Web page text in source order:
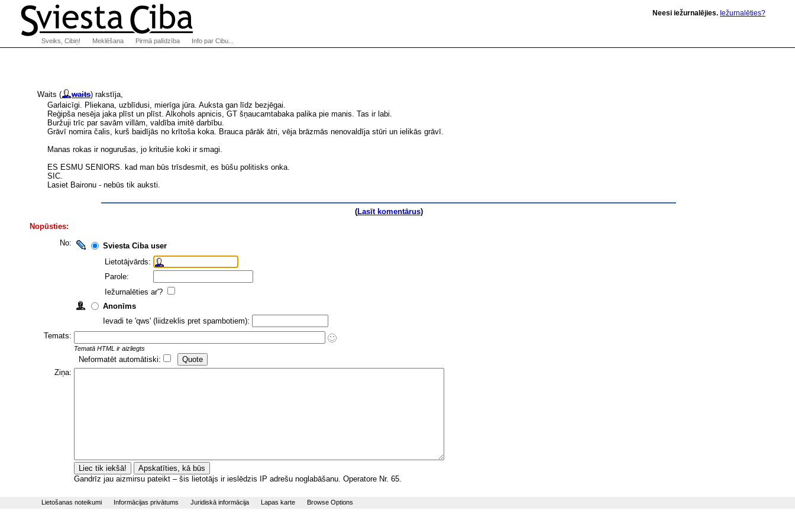
Waits ( waits) rakstīja,
Garlaicīgi. Pliekana, uzblīdusi, mierīga jūra. Auksta gan līdz bezjēgai.
Reģipša nesēja jaka plīst un plīst. Alkohols apnicis, GT šņaucamtabaka palika pie manis. Tas ir labi.
Buržuji trīc par savām villām, valdība imitē darbību.
Grāvī nomira čalis, kurš baidījās no krītoša koka. Brauca pārāk ātri, vēja brāzmās nenovaldīja stūri un ielikās grāvī.
Manas rokas ir nogurušas, jo kritušie koki ir smagi.
ES ESMU SENIORS. kad man būs trīsdesmit, es būšu politisks onka.
SIC.
Lasiet Baironu - nebūs tik auksti.
(Lasīt komentārus)
Nopūsties:
No:
Sviesta Ciba user
Lietotājvārds:
Parole:
Iežurnalēties ar'?
Anonīms
Ievadi te 'qws' (liidzeklis pret spambotiem):
Temats:
Tematā HTML ir aizliegts
Neformatēt automātiski:
Ziņa:
Gandrīz jau aizmirsu pateikt – šis lietotājs ir ieslēdzis IP adrešu noglabāšanu. Operatore Nr. 65.
Neesi iežurnalējies. Iežurnalēties?
Sveiks, Cibiņ! Meklēšana Pirmā palīdzība Info par Cibu...
Lietošanas noteikumi Informācijas privātums Juridiskā informācija Lapas karte Browse Options